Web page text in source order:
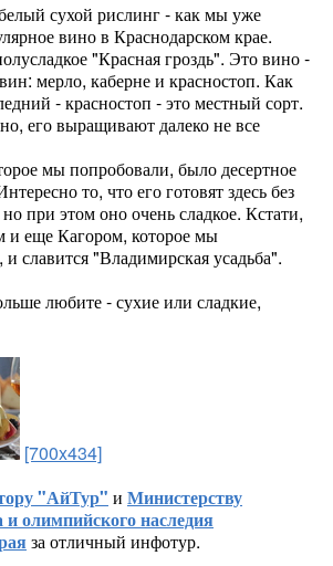
сухой рислинг - как мы уже
вино в Краснодарском крае.
"Красная гроздь". Это вино -
мерло, каберне и красностоп. Как
- красностоп - это местный сорт.
его выращивают далеко не все
мы попробовали, было десертное
то, что его готовят здесь без
при этом оно очень сладкое. Кстати,
и еще Кагором, которое мы
славится "Владимирская усадьба".
любите - сухие или сладкие,
[700x434]
"АйТур" и Министерству
и олимпийского наследия
за отличный инфотур.